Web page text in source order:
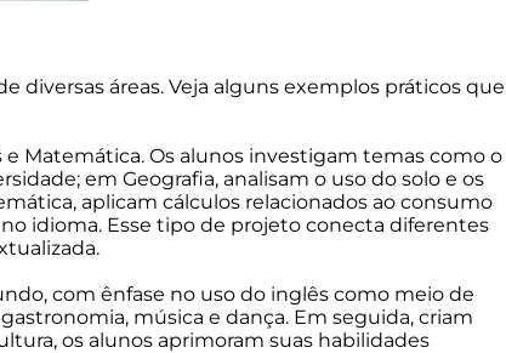
diversas áreas. Veja alguns exemplos práticos que
Matemática. Os alunos investigam temas como o
em Geografia, analisam o uso do solo e os
aplicam cálculos relacionados ao consumo
idioma. Esse tipo de projeto conecta diferentes
com ênfase no uso do inglês como meio de
música e dança. Em seguida, criam
os alunos aprimoram suas habilidades